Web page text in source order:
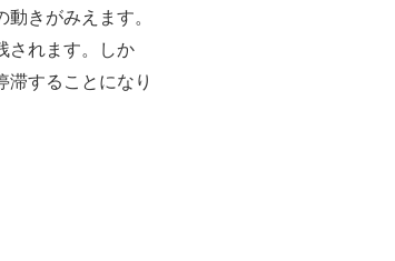
きがみえます。
されます。しか
滞することになり